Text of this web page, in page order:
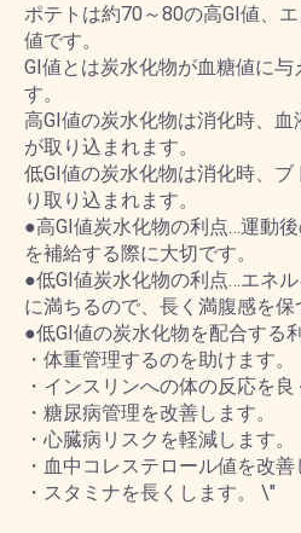
ポテトは約70～80の高GI値、
値です。
GI値とは炭水化物が血糖値に
す。
高GI値の炭水化物は消化時、
が取り込まれます。
低GI値の炭水化物は消化時、ブ
り取り込まれます。
●高GI値炭水化物の利点…運動
を補給する際に大切です。
●低GI値炭水化物の利点…エネ
に満ちるので、長く満腹感を保
●低GI値の炭水化物を配合する
・体重管理するのを助けます。
・インスリンへの体の反応を良
・糖尿病管理を改善します。
・心臓病リスクを軽減します。
・血中コレステロール値を改善
・スタミナを長くします。 \"